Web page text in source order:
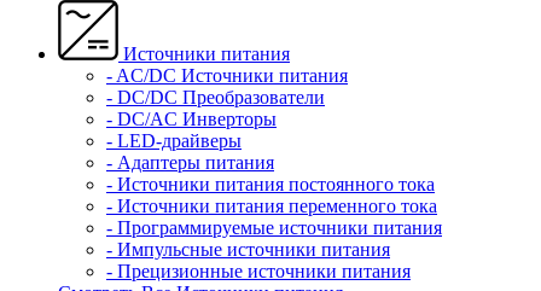
Источники питания
- AC/DC Источники питания
- DC/DC Преобразователи
- DC/AC Инверторы
- LED-драйверы
- Адаптеры питания
- Источники питания постоянного тока
- Источники питания переменного тока
- Программируемые источники питания
- Импульсные источники питания
- Прецизионные источники питания